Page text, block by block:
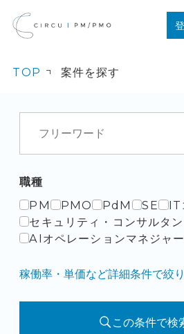
ご利用の流れ
お役立ちコンテンツ
法人の方はこちら
TOP 案件を探す
職種
PM
PMO PdM SE
IT
セキュリティ・コンサルタン
AIオペレーションマネジャー
稼働率・単価など詳細条件で絞
この条件で検